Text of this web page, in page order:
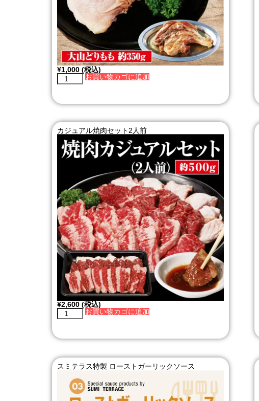
¥1,000 (税込)
お買い物カゴに追加
カジュアル焼肉セット2人前
¥2,600 (税込)
お買い物カゴに追加
スミテラス特製 ローストガーリックソース